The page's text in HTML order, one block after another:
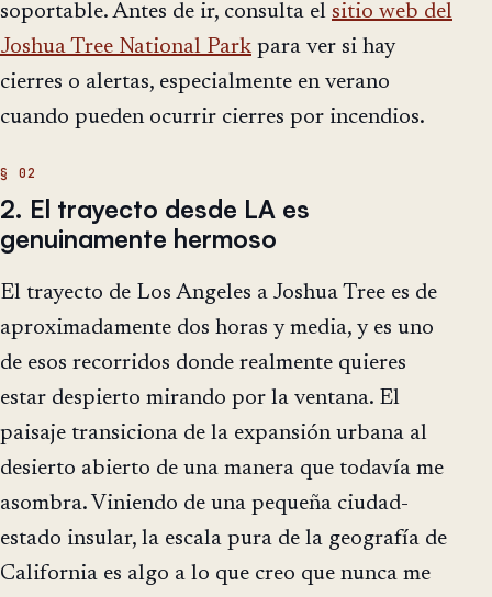
soportable. Antes de ir, consulta el sitio web del
Joshua Tree National Park para ver si hay
cierres o alertas, especialmente en verano
cuando pueden ocurrir cierres por incendios.
2. El trayecto desde LA es
genuinamente hermoso
El trayecto de Los Angeles a Joshua Tree es de
aproximadamente dos horas y media, y es uno
de esos recorridos donde realmente quieres
estar despierto mirando por la ventana. El
paisaje transiciona de la expansión urbana al
desierto abierto de una manera que todavía me
asombra. Viniendo de una pequeña ciudad-
estado insular, la escala pura de la geografía de
California es algo a lo que creo que nunca me